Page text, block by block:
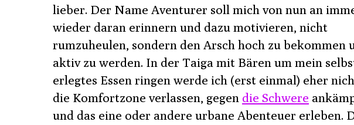
lieber. Der Name Aventurer soll mich von nun an
wieder daran erinnern und dazu motivieren, nicht
rumzuheulen, sondern den Arsch hoch zu bekommen
aktiv zu werden. In der Taiga mit Bären um mein
erlegtes Essen ringen werde ich (erst einmal) eher
die Komfortzone verlassen, gegen die Schwere
und das eine oder andere urbane Abenteuer erleben.